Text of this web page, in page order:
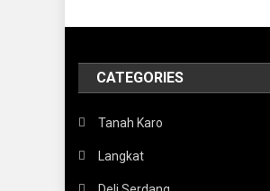
CATEGORIES
Tanah Karo
Langkat